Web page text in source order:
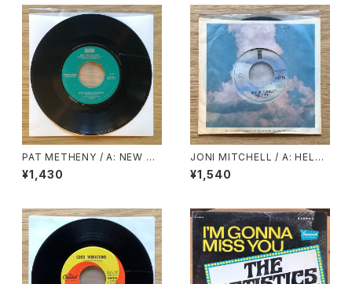
PAT METHENY / A: NEW CH
AUTAUQUA / B: SUENO CO
N MEXICO
¥1,430
JONI MITCHELL / A: HELP
ME / B: JUST LIKE THIS TR
AIN
¥1,540